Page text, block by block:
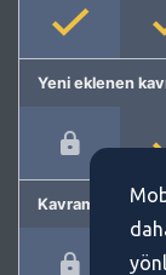
Yeni eklenen
Kavram önerme